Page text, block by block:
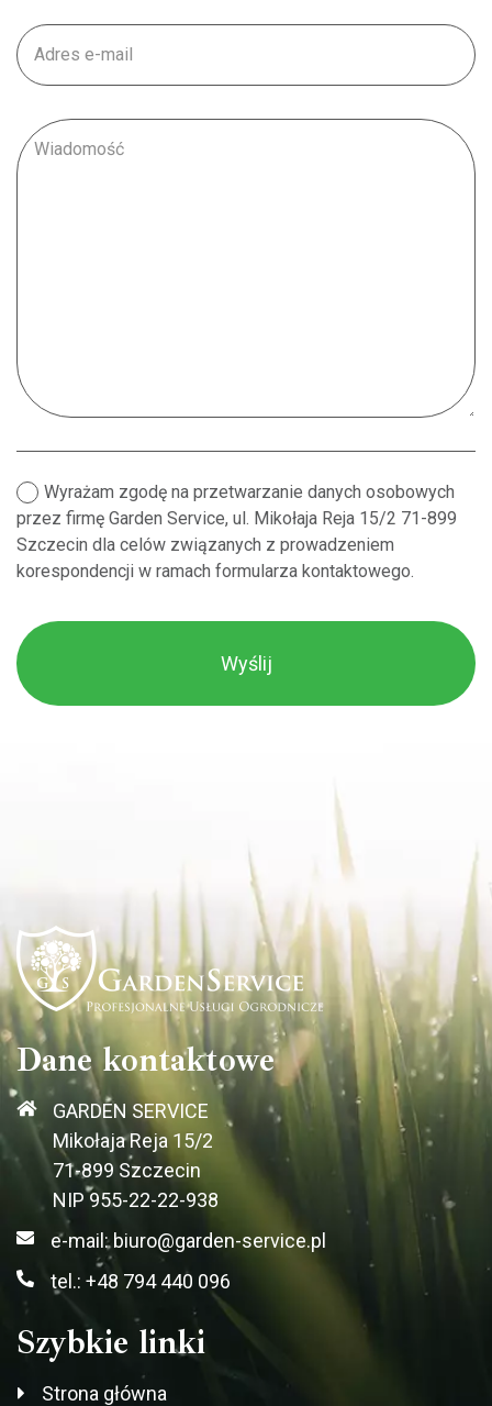
Wyrażam zgodę na przetwarzanie danych osobowych
przez firmę Garden Service, ul. Mikołaja Reja 15/2 71-899
Szczecin dla celów związanych z prowadzeniem
korespondencji w ramach formularza kontaktowego.
Dane kontaktowe
GARDEN SERVICE
Mikołaja Reja 15/2
71-899 Szczecin
NIP 955-22-22-938
e-mail: biuro@garden-service.pl
tel.: +48 794 440 096
Szybkie linki
Strona główna